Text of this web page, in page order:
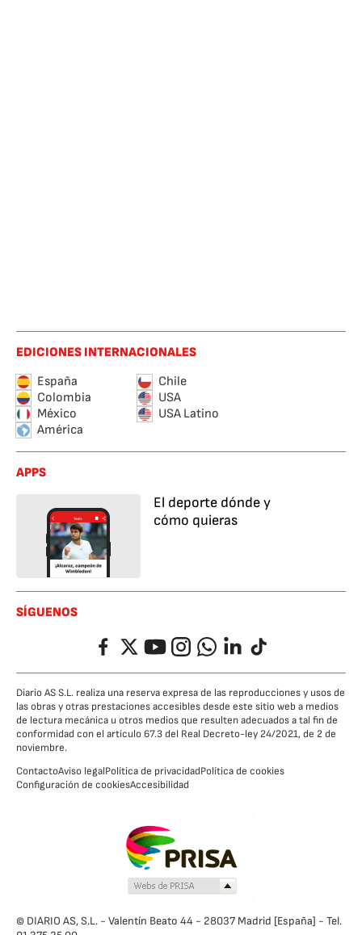
EDICIONES INTERNACIONALES
España
Chile
Colombia
USA
México
USA Latino
América
APPS
El deporte dónde y
cómo quieras
SÍGUENOS
FacebookTwitterYouTubeInstagramWhatsappLinkedIn
TikTok
Diario AS S.L. realiza una reserva expresa de las reproducciones y usos de
las obras y otras prestaciones accesibles desde este sitio web a medios
de lectura mecánica u otros medios que resulten adecuados a tal fin de
conformidad con el artículo 67.3 del Real Decreto-ley 24/2021, de 2 de
noviembre.
ContactoAviso legalPolítica de privacidadPolítica de cookies
Configuración de cookiesAccesibilidad
© DIARIO AS, S.L. - Valentín Beato 44 - 28037 Madrid [España] - Tel.